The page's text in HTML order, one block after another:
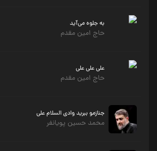
به جلوه می‌آید
حاج امین مقدم
علی علی علی
حاج امین مقدم
جنازمو ببرید وادی السلام علی
محمد حسین پویانفر